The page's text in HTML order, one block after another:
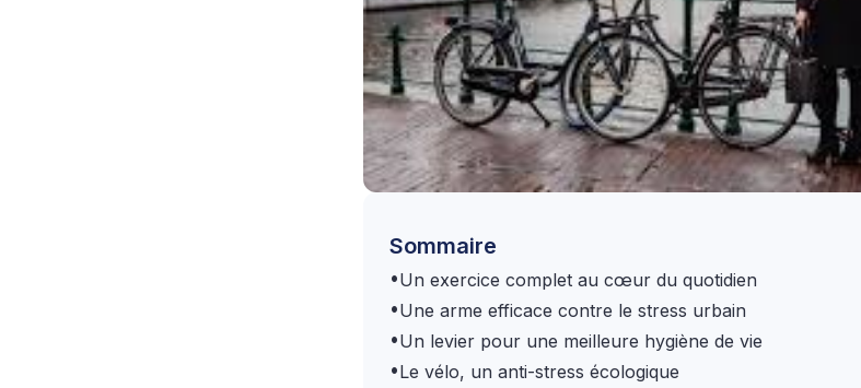
Sommaire
•Un exercice complet au cœur du quotidien
•Une arme efficace contre le stress urbain
•Un levier pour une meilleure hygiène de vie
•Le vélo, un anti-stress écologique